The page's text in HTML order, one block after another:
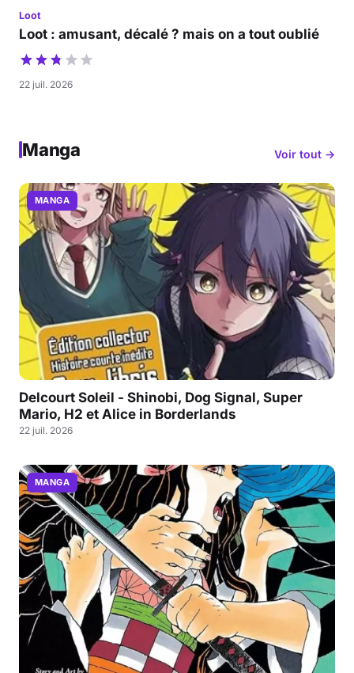
Loot
Loot : amusant, décalé ? mais on a tout oublié
22 juil. 2026
Manga Voir tout →
MANGA
Delcourt Soleil - Shinobi, Dog Signal, Super
Mario, H2 et Alice in Borderlands
22 juil. 2026
MANGA